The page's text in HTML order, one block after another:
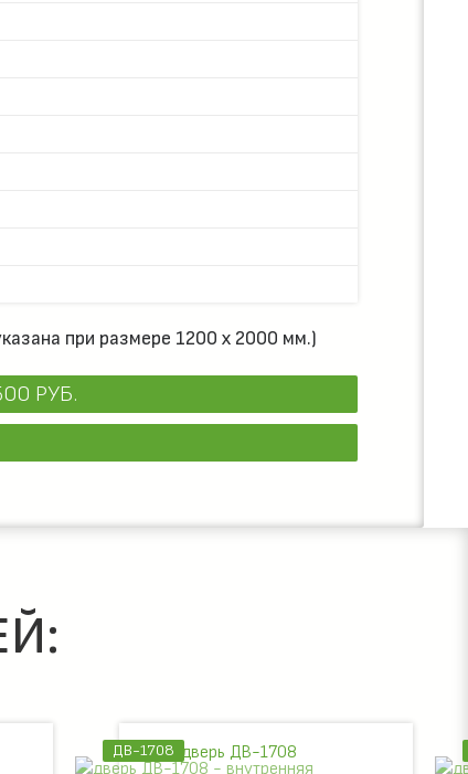
при размере 1200 х 2000 мм.)
РУБ.
ДВ-1708